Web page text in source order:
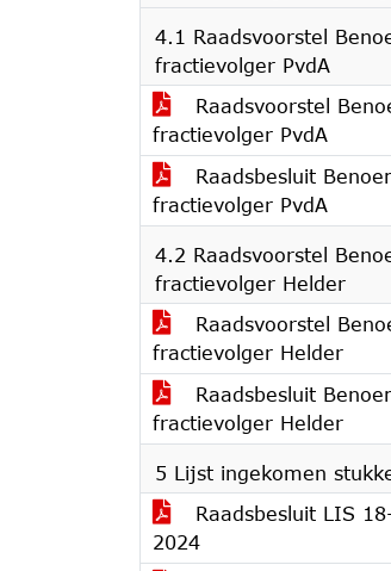
4.1 Raadsvoorstel
fractievolger PvdA
Raadsvoorstel
fractievolger PvdA
Raadsbesluit
fractievolger PvdA
4.2 Raadsvoorstel
fractievolger Helder
Raadsvoorstel
fractievolger Helder
Raadsbesluit
fractievolger Helder
5 Lijst ingekomen
Raadsbesluit LIS
2024